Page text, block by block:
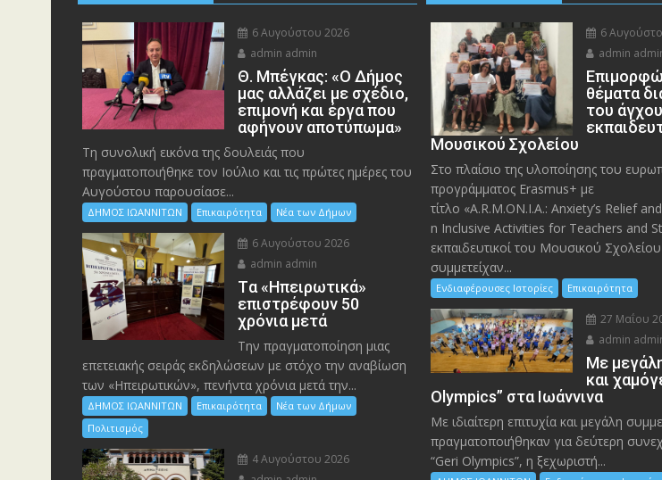
6 Αυγούστου 2026
admin admin
Θ. Μπέγκας: «Ο Δήμος
μας αλλάζει με σχέδιο,
επιμονή και έργα που
αφήνουν αποτύπωμα»
Τη συνολική εικόνα της δουλειάς που
πραγματοποιήθηκε τον Ιούλιο και τις πρώτες ημέρες του
Αυγούστου παρουσίασε...
ΔΗΜΟΣ ΙΩΑΝΝΙΤΩΝ Επικαιρότητα Νέα των Δήμων
6 Αυγούστου 2026
admin admin
Tα «Ηπειρωτικά»
επιστρέφουν 50
χρόνια μετά
Την πραγματοποίηση μιας
επετειακής σειράς εκδηλώσεων με στόχο την αναβίωση
των «Ηπειρωτικών», πενήντα χρόνια μετά την...
ΔΗΜΟΣ ΙΩΑΝΝΙΤΩΝ Επικαιρότητα
Νέα των Δήμων
Πολιτισμός
4 Αυγούστου 2026
6
admin
θέματα
του
Μουσικού Σχολείου
Στο πλαίσιο της υλοποίησης του
προγράμματος Erasmus+ με
τίτλο «A.R.M.ON.I.A.: Anxiety’s Relief
n Inclusive Activities for Teachers and
εκπαιδευτικοί του Μουσικού
συμμετείχαν...
Ενδιαφέρουσες Ιστορίες Επικαιρότητα
27 Μαΐου
admin
Με
και
Olympics” στα Ιωάννινα
Με ιδιαίτερη επιτυχία και μεγάλη
πραγματοποιήθηκαν για δεύτερη
“Geri Olympics”, η ξεχωριστή...